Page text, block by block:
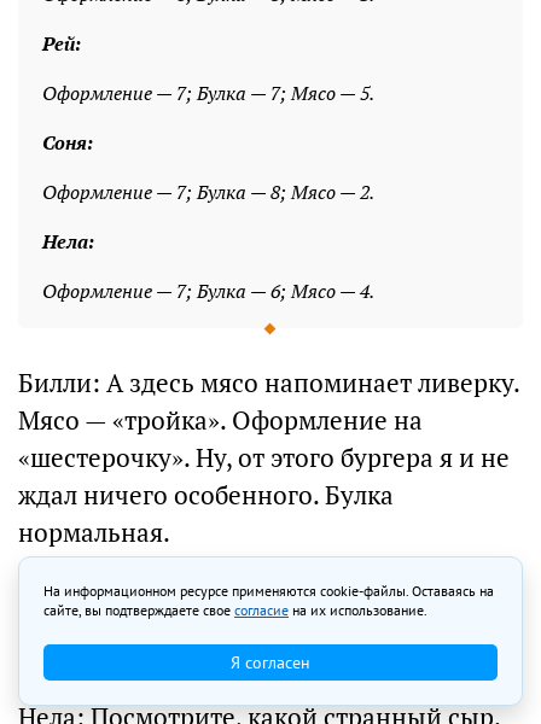
Рей:
Оформление — 7; Булка — 7; Мясо — 5.
Соня:
Оформление — 7; Булка — 8; Мясо — 2.
Нела:
Оформление — 7; Булка — 6; Мясо — 4.
Билли: А здесь мясо напоминает ливерку.
Мясо — «тройка». Оформление на
«шестерочку». Ну, от этого бургера я и не
ждал ничего особенного. Булка
нормальная.
Рей: Мясо напомнило № 2 и 5. Второй раз
я этот бургер есть не буду точно.
На информационном ресурсе применяются cookie-файлы. Оставаясь на
сайте, вы подтверждаете свое согласие на их использование.
Я согласен